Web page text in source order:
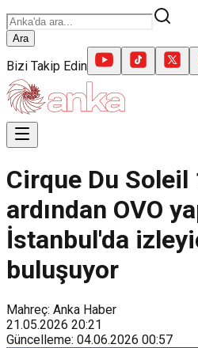
Ara
Bizi Takip Edin
Cirque Du Soleil
ardından OVO
İstanbul'da
buluşuyor
Mahreç: Anka Haber
21.05.2026 20:21
Güncelleme: 04.06.2026 00:57